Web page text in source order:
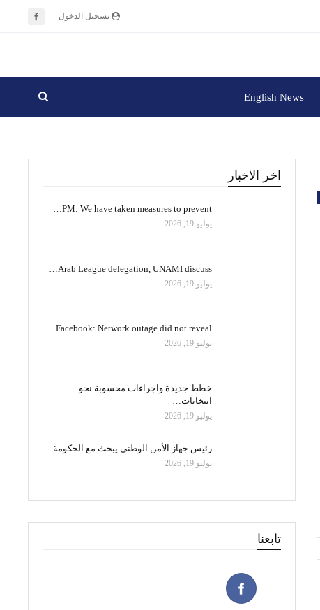
تسجيل الدخول
English News
اخر الاخبار
PM: We have taken measures to prevent…
يوليو 19, 2026
Arab League delegation, UNAMI discuss…
يوليو 19, 2026
Facebook: Network outage did not reveal…
يوليو 19, 2026
خطط جديدة واجراءات محسوبة نحو
انتخابات…
يوليو 19, 2026
رئيس جهاز الأمن الوطني يبحث مع الحكومة…
يوليو 19, 2026
تابعنا